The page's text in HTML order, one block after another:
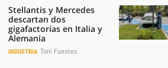
Stellantis y Mercedes
descartan dos
gigafactorías en Italia y
Alemania
INDUSTRIA Toni Fuentes